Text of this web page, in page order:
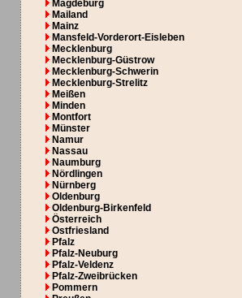
Magdeburg
Mailand
Mainz
Mansfeld-Vorderort-Eisleben
Mecklenburg
Mecklenburg-Güstrow
Mecklenburg-Schwerin
Mecklenburg-Strelitz
Meißen
Minden
Montfort
Münster
Namur
Nassau
Naumburg
Nördlingen
Nürnberg
Oldenburg
Oldenburg-Birkenfeld
Österreich
Ostfriesland
Pfalz
Pfalz-Neuburg
Pfalz-Veldenz
Pfalz-Zweibrücken
Pommern